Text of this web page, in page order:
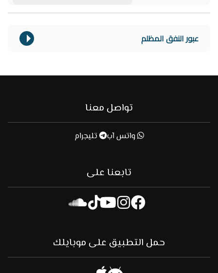
عبور النفق المظلم
تواصل معنا
واتس آب تليجرام
تابعنا على
حمل التطبيق على موبايلك